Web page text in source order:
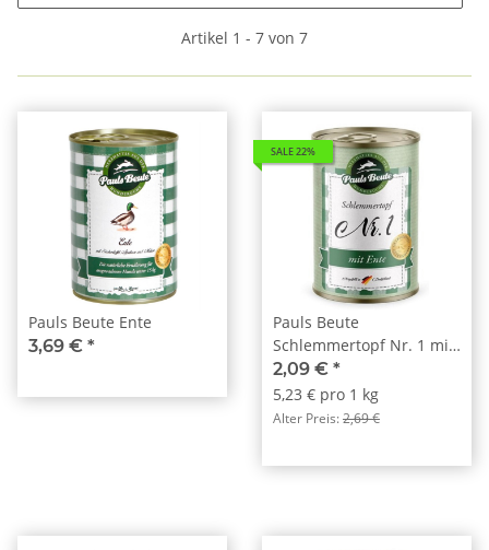
Artikel 1 - 7 von 7
Pauls Beute Ente
3,69 € *
SALE 22%
Pauls Beute
Schlemmertopf Nr. 1 mit
Ente 400g
2,09 € *
5,23 € pro 1 kg
Alter Preis:2,69 €